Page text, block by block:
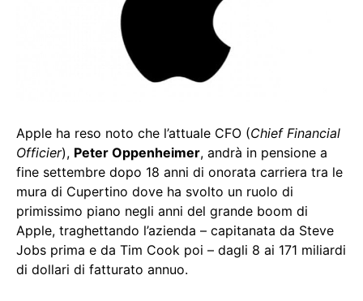
Apple ha reso noto che l’attuale CFO (Chief Financial
Officier), Peter Oppenheimer, andrà in pensione a
fine settembre dopo 18 anni di onorata carriera tra le
mura di Cupertino dove ha svolto un ruolo di
primissimo piano negli anni del grande boom di
Apple, traghettando l’azienda – capitanata da Steve
Jobs prima e da Tim Cook poi – dagli 8 ai 171 miliardi
di dollari di fatturato annuo.